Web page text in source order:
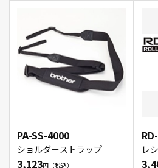
PA-SS-4000
ショルダーストラップ
3,123
レ